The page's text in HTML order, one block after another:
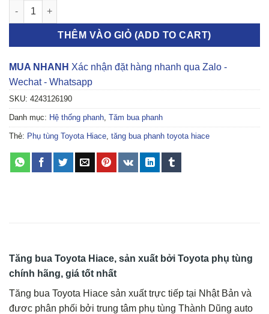
Tăng bua Toyota Hiace số lượng
THÊM VÀO GIỎ (ADD TO CART)
MUA NHANH Xác nhận đặt hàng nhanh qua Zalo -
Wechat - Whatsapp
SKU: 4243126190
Danh mục: Hệ thống phanh Tăm bua phanh
Thẻ: Phụ tùng Toyota Hiace tăng bua phanh toyota hiace
Tăng bua Toyota Hiace, sản xuất bởi Toyota phụ tùng
chính hãng, giá tốt nhất
Tăng bua Toyota Hiace sản xuất trực tiếp tại Nhật Bản và
đươc phân phối bởi trung tâm phụ tùng Thành Dũng auto